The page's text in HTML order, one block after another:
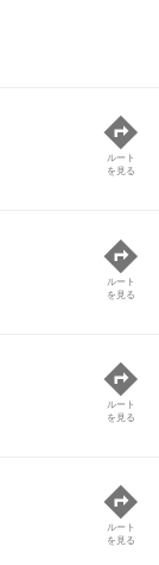
ルート
を見る
ルート
を見る
ルート
を見る
ルート
を見る